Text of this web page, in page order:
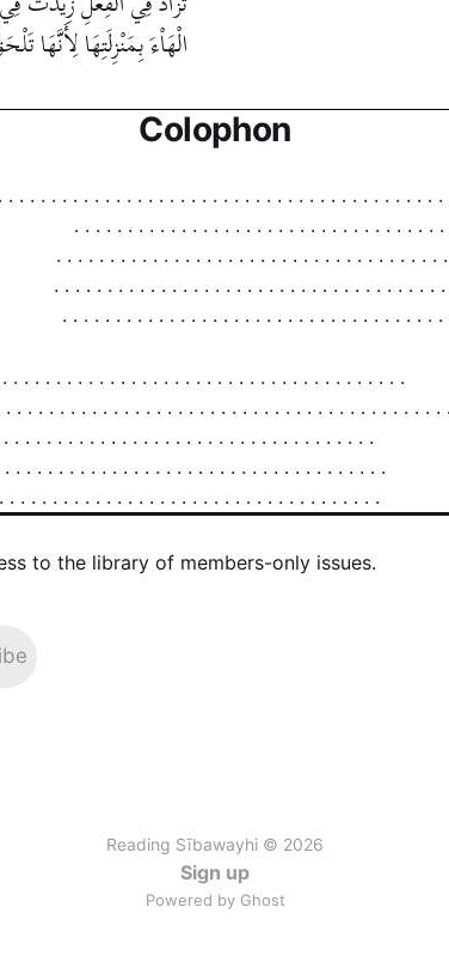
الْهَاْءَ بِمَنْزِلَتِهَا
Colophon
to the library of members-only issues.
Reading Sībawayhi © 2026
Sign up
Powered by Ghost